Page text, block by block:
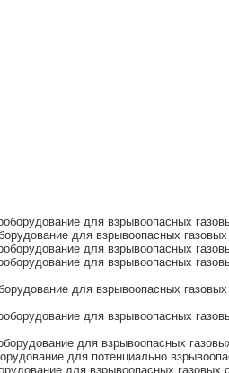
для взрывоопасных
для взрывоопасных
для взрывоопасных
для взрывоопасных
для взрывоопасных
для взрывоопасных
для взрывоопасных
для потенциально
для взрывоопасных